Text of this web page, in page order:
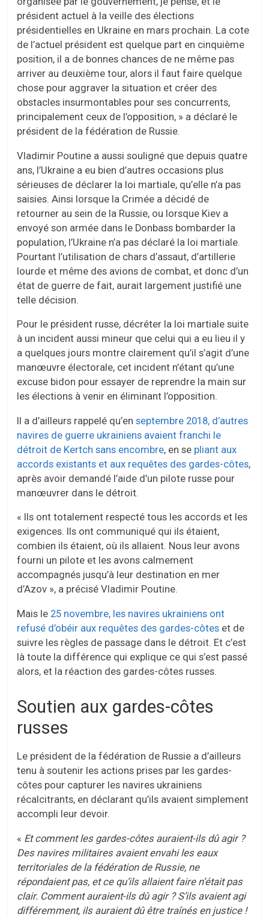
président actuel à la veille des élections
présidentielles en Ukraine en mars prochain. La cote
de l’actuel président est quelque part en cinquième
position, il a de bonnes chances de ne même pas
arriver au deuxième tour, alors il faut faire quelque
chose pour aggraver la situation et créer des
obstacles insurmontables pour ses concurrents,
principalement ceux de l’opposition, » a déclaré le
président de la fédération de Russie.
Vladimir Poutine a aussi souligné que depuis quatre
ans, l’Ukraine a eu bien d’autres occasions plus
sérieuses de déclarer la loi martiale, qu’elle n’a pas
saisies. Ainsi lorsque la Crimée a décidé de
retourner au sein de la Russie, ou lorsque Kiev a
envoyé son armée dans le Donbass bombarder la
population, l’Ukraine n’a pas déclaré la loi martiale.
Pourtant l’utilisation de chars d’assaut, d’artillerie
lourde et même des avions de combat, et donc d’un
état de guerre de fait, aurait largement justifié une
telle décision.
Pour le président russe, décréter la loi martiale suite
à un incident aussi mineur que celui qui a eu lieu il y
a quelques jours montre clairement qu’il s’agit d’une
manœuvre électorale, cet incident n’étant qu’une
excuse bidon pour essayer de reprendre la main sur
les élections à venir en éliminant l’opposition.
Il a d’ailleurs rappelé qu’enseptembre 2018, d’autres
navires de guerre ukrainiens avaient franchi le
détroit de Kertch sans encombre, en se pliant aux
accords existants et aux requêtes des gardes-côtes,
après avoir demandé l’aide d’un pilote russe pour
manœuvrer dans le détroit.
« Ils ont totalement respecté tous les accords et les
exigences. Ils ont communiqué qui ils étaient,
combien ils étaient, où ils allaient. Nous leur avons
fourni un pilote et les avons calmement
accompagnés jusqu’à leur destination en mer
d’Azov », a précisé Vladimir Poutine.
Mais le 25 novembre, les navires ukrainiens ont
refusé d’obéir aux requêtes des gardes-côtes et de
suivre les règles de passage dans le détroit. Et c’est
là toute la différence qui explique ce qui s’est passé
alors, et la réaction des gardes-côtes russes.
Soutien aux gardes-côtes
russes
Le président de la fédération de Russie a d’ailleurs
tenu à soutenir les actions prises par les gardes-
côtes pour capturer les navires ukrainiens
récalcitrants, en déclarant qu’ils avaient simplement
accompli leur devoir.
« Et comment les gardes-côtes auraient-ils dû agir ?
Des navires militaires avaient envahi les eaux
territoriales de la fédération de Russie, ne
répondaient pas, et ce qu’ils allaient faire n’était pas
clair. Comment auraient-ils dû agir ? S’ils avaient agi
différemment, ils auraient dû être traînés en justice !